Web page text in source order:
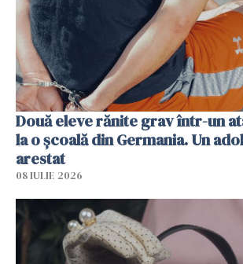
Două eleve rănite grav într-un
la o școală din Germania. Un
arestat
08 IULIE 2026